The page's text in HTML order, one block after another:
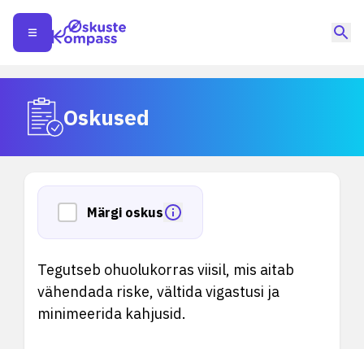
Oskused
Märgi oskus
Tegutseb ohuolukorras viisil, mis aitab
vähendada riske, vältida vigastusi ja
minimeerida kahjusid.